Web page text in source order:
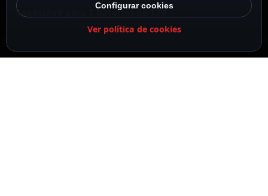
Capacidad para 2 baterías de 12V
Configurar cookies
Ver política de cookies